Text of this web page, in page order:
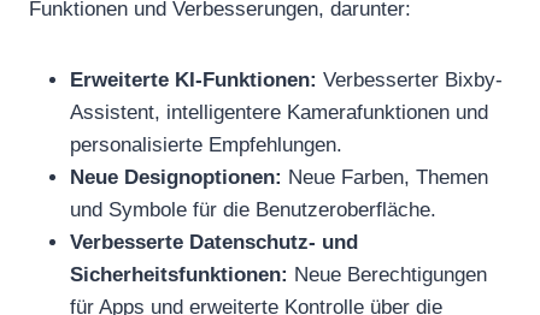
Funktionen und Verbesserungen, darunter:
Erweiterte KI-Funktionen: Verbesserter Bixby-
Assistent, intelligentere Kamerafunktionen und
personalisierte Empfehlungen.
Neue Designoptionen: Neue Farben, Themen
und Symbole für die Benutzeroberfläche.
Verbesserte Datenschutz- und
Sicherheitsfunktionen: Neue Berechtigungen
für Apps und erweiterte Kontrolle über die